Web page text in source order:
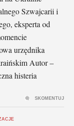
Szwajcarii i
eksperta od
urzędnika
Autor –
histeria
SKOMENTUJ